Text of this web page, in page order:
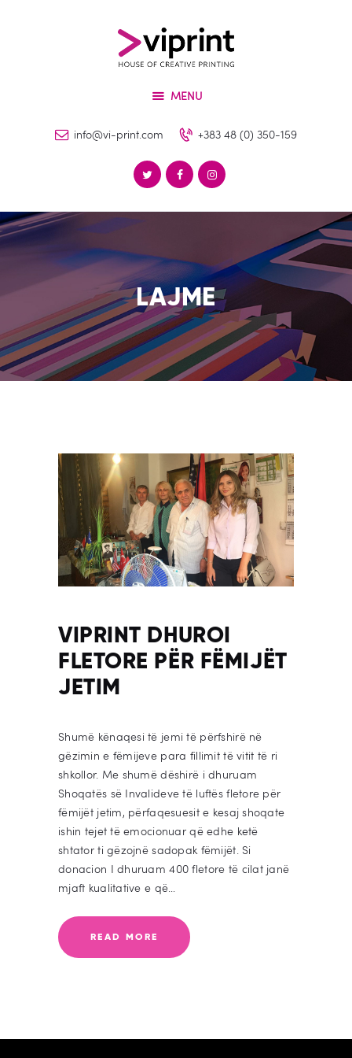
MENU
info@vi-print.com +383 48 (0) 350-159
LAJME
VIPRINT
Services
Products
Blog
VIPRINT DHUROI
FLETORE PËR FËMIJËT
JETIM
Shumë kënaqesi të jemi të përfshirë në
gëzimin e fëmijeve para fillimit të vitit të ri
shkollor. Me shumë dëshirë i dhuruam
Shoqatës së Invalideve të luftës fletore për
fëmijët jetim, përfaqesuesit e kesaj shoqate
ishin tejet të emocionuar që edhe ketë
shtator ti gëzojnë sadopak fëmijët. Si
donacion I dhuruam 400 fletore të cilat janë
mjaft kualitative e që…
READ MORE